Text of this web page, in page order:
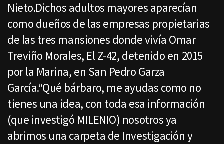
Nieto.Dichos adultos mayores aparecían
como dueños de las empresas propietarias
de las tres mansiones donde vivía Omar
Treviño Morales, El Z-42, detenido en 2015
por la Marina, en San Pedro Garza
García.“Qué bárbaro, me ayudas como no
tienes una idea, con toda esa información
(que investigó MILENIO) nosotros ya
abrimos una carpeta de Investigación y